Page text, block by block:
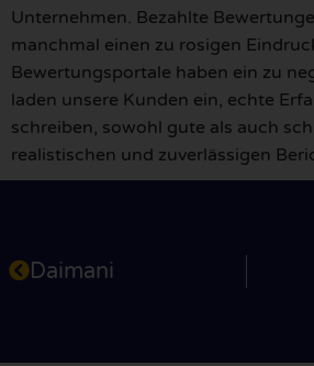
Unternehmen. Bezahlte
manchmal einen zu rosigen
Bewertungsportale haben ein zu
laden unsere Kunden ein, echte
schreiben, sowohl gute als auch
realistischen und zuverlässigen
Daimani